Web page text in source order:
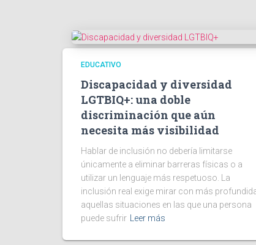
EDUCATIVO
Discapacidad y diversidad
LGTBIQ+: una doble
discriminación que aún
necesita más visibilidad
Hablar de inclusión no debería limitarse
únicamente a eliminar barreras físicas o a
utilizar un lenguaje más respetuoso. La
inclusión real exige mirar con más
aquellas situaciones en las que una persona
puede sufrir
Leer más